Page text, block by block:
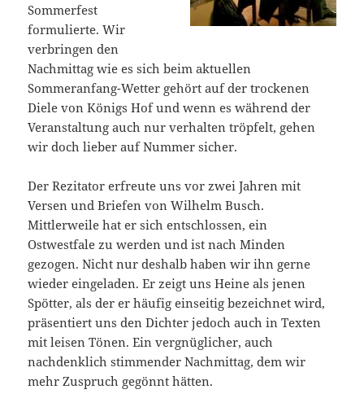
Sommerfest
formulierte. Wir
verbringen den
Nachmittag wie es sich beim aktuellen
Sommeranfang-Wetter gehört auf der trockenen
Diele von Königs Hof und wenn es während der
Veranstaltung auch nur verhalten tröpfelt, gehen
wir doch lieber auf Nummer sicher.
Der Rezitator erfreute uns vor zwei Jahren mit
Versen und Briefen von Wilhelm Busch.
Mittlerweile hat er sich entschlossen, ein
Ostwestfale zu werden und ist nach Minden
gezogen. Nicht nur deshalb haben wir ihn gerne
wieder eingeladen. Er zeigt uns Heine als jenen
Spötter, als der er häufig einseitig bezeichnet wird,
präsentiert uns den Dichter jedoch auch in Texten
mit leisen Tönen. Ein vergnüglicher, auch
nachdenklich stimmender Nachmittag, dem wir
mehr Zuspruch gegönnt hätten.